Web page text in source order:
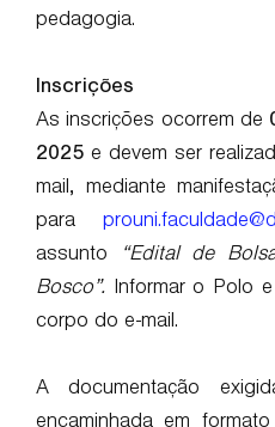
pedagogia.
Inscrições
As inscrições ocorrem de
2025 e devem ser
mail, mediante
para
assunto
“Edital de
Bosco”. Informar o Polo
corpo do e-mail.
A documentação